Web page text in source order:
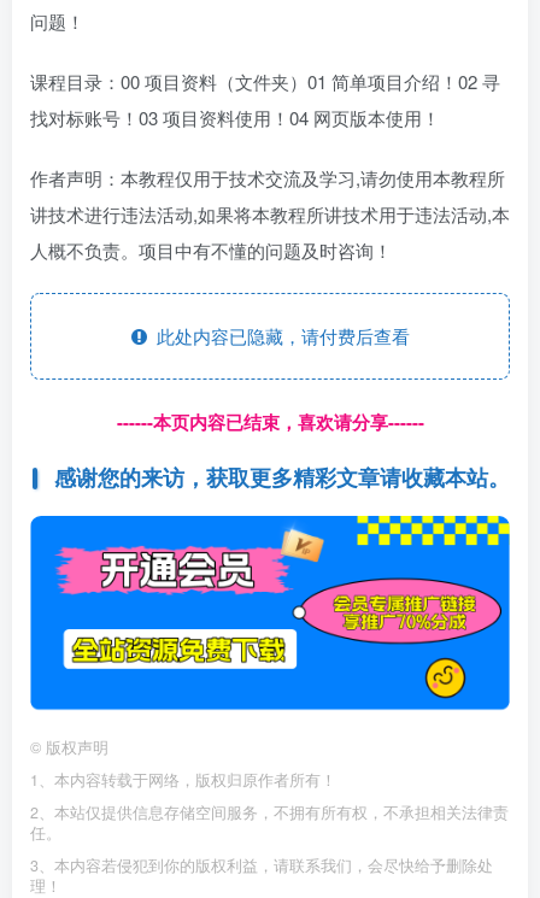
问题！
课程目录：00 项目资料（文件夹）01 简单项目介绍！02 寻
找对标账号！03 项目资料使用！04 网页版本使用！
作者声明：本教程仅用于技术交流及学习,请勿使用本教程所
讲技术进行违法活动,如果将本教程所讲技术用于违法活动,本
人概不负责。项目中有不懂的问题及时咨询！
此处内容已隐藏，请付费后查看
------本页内容已结束，喜欢请分享------
感谢您的来访，获取更多精彩文章请收藏本站。
© 版权声明
1、本内容转载于网络，版权归原作者所有！
2、本站仅提供信息存储空间服务，不拥有所有权，不承担相关法律责
任。
3、本内容若侵犯到你的版权利益，请联系我们，会尽快给予删除处
理！